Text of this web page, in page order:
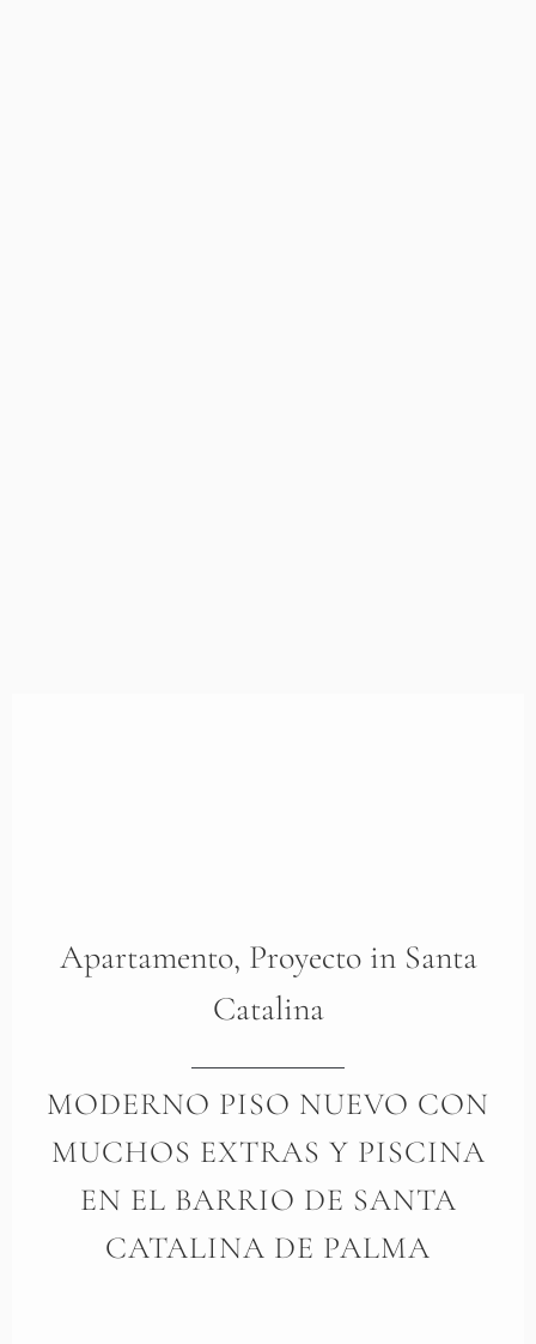
Apartamento, Proyectoin Santa
Catalina
MODERNO PISO NUEVO CON
MUCHOS EXTRAS Y PISCINA
EN EL BARRIO DE SANTA
CATALINA DE PALMA